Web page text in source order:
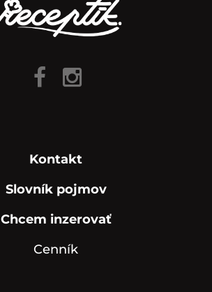
Kontakt
Slovník pojmov
Chcem inzerovať
Cenník